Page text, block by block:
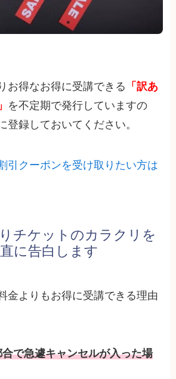
お得なお得に受講できる 「訳あ
を不定期で発行していますの
登録しておいてください。
引クーポンを受け取りたい方は
に告白します
金よりもお得に受講できる理由
で急遽キャンセルが入った場